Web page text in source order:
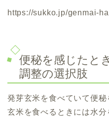
https://sukko.jp/genmai-
便秘を感じたと
調整の選択肢
発芽玄米を食べていて便
玄米を食べるときには水